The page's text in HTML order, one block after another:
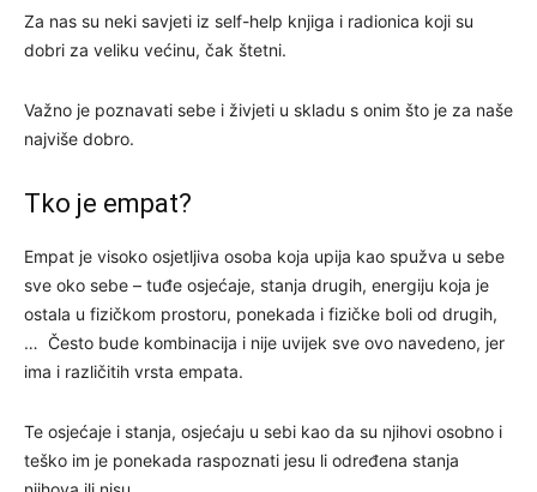
Za nas su neki savjeti iz self-help knjiga i radionica koji su
dobri za veliku većinu, čak štetni.
Važno je poznavati sebe i živjeti u skladu s onim što je za naše
najviše dobro.
Tko je empat?
Empat je visoko osjetljiva osoba koja upija kao spužva u sebe
sve oko sebe – tuđe osjećaje, stanja drugih, energiju koja je
ostala u fizičkom prostoru, ponekada i fizičke boli od drugih,
… Često bude kombinacija i nije uvijek sve ovo navedeno, jer
ima i različitih vrsta empata.
Te osjećaje i stanja, osjećaju u sebi kao da su njihovi osobno i
teško im je ponekada raspoznati jesu li određena stanja